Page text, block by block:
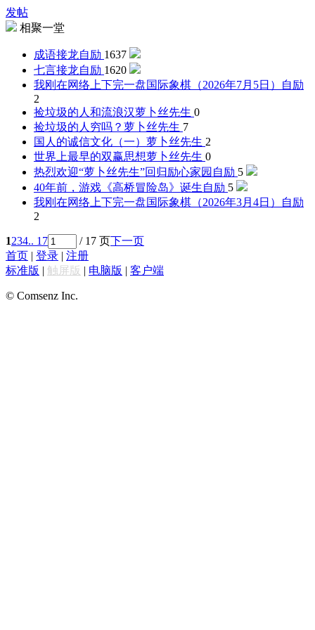
发帖
相聚一堂
成语接龙自励 1637
七言接龙自励 1620
我刚在网络上下完一盘国际象棋（2026年7月5日）
自励
2
捡垃圾的人和流浪汉萝卜丝先生 0
捡垃圾的人穷吗？ 萝卜丝先生 7
国人的诚信文化（一） 萝卜丝先生 2
世界上最早的双赢思想萝卜丝先生 0
热烈欢迎“萝卜丝先生”回归励心家园 自励 5
40年前，游戏《高桥冒险岛》诞生自励 5
我刚在网络上下完一盘国际象棋（2026年3月4日）
自励
2
1234.. 17 / 17 页下一页
首页 | 登录 | 注册
标准版 | 触屏版 | 电脑版 | 客户端
© Comsenz Inc.